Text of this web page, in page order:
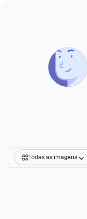
Todas as imagens